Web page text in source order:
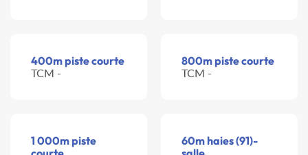
400m piste courte
TCM -
800m piste courte
TCM -
1 000m piste
60m haies (91)-